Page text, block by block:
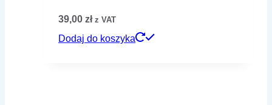
39,00 zł z VAT
Dodaj do koszyka